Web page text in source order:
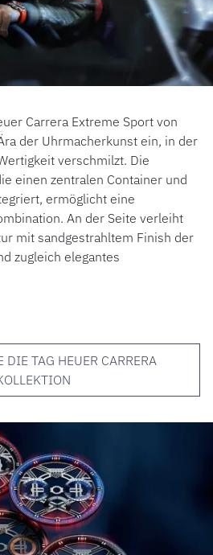
Carrera Extreme Sport von
der Uhrmacherkunst ein, in der
verschmilzt. Die
einen zentralen Container und
ermöglicht eine
An der Seite verleiht
mit sandgestrahltem Finish der
zugleich elegantes
DIE TAG HEUER CARRERA